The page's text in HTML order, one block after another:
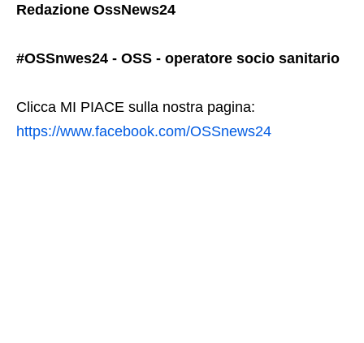
Redazione OssNews24
#OSSnwes24 - OSS - operatore socio sanitario
Clicca MI PIACE sulla nostra pagina:
https://www.facebook.com/OSSnews24